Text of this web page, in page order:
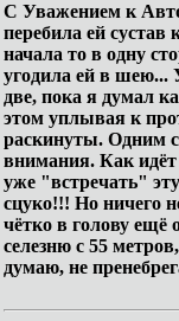
С Уважением к
перебила ей
начала то в одну
угодила ей в
две, пока я думал
этом уплывая к
раскинуты. Одним
внимания. Как идёт
уже "встречать"
сцуко!!! Но ничего
чётко в голову
селезню с 55
думаю, не